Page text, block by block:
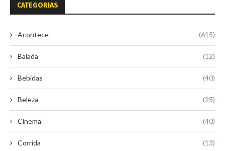
CATEGORIAS
Acontece (615)
Balada (12)
Bebidas (40)
Beleza (25)
Cinema (40)
Corrida (13)